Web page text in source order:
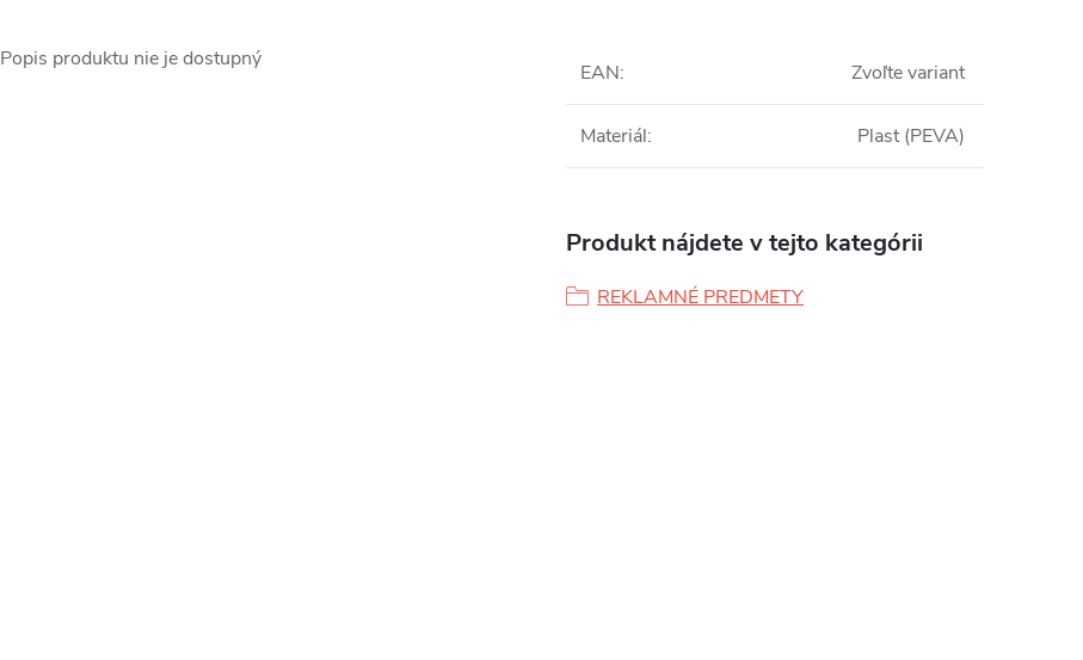
Popis produktu nie je dostupný
EAN: Zvoľte variant
Materiál: Plast (PEVA)
Produkt nájdete v tejto kategórii
REKLAMNÉ PREDMETY